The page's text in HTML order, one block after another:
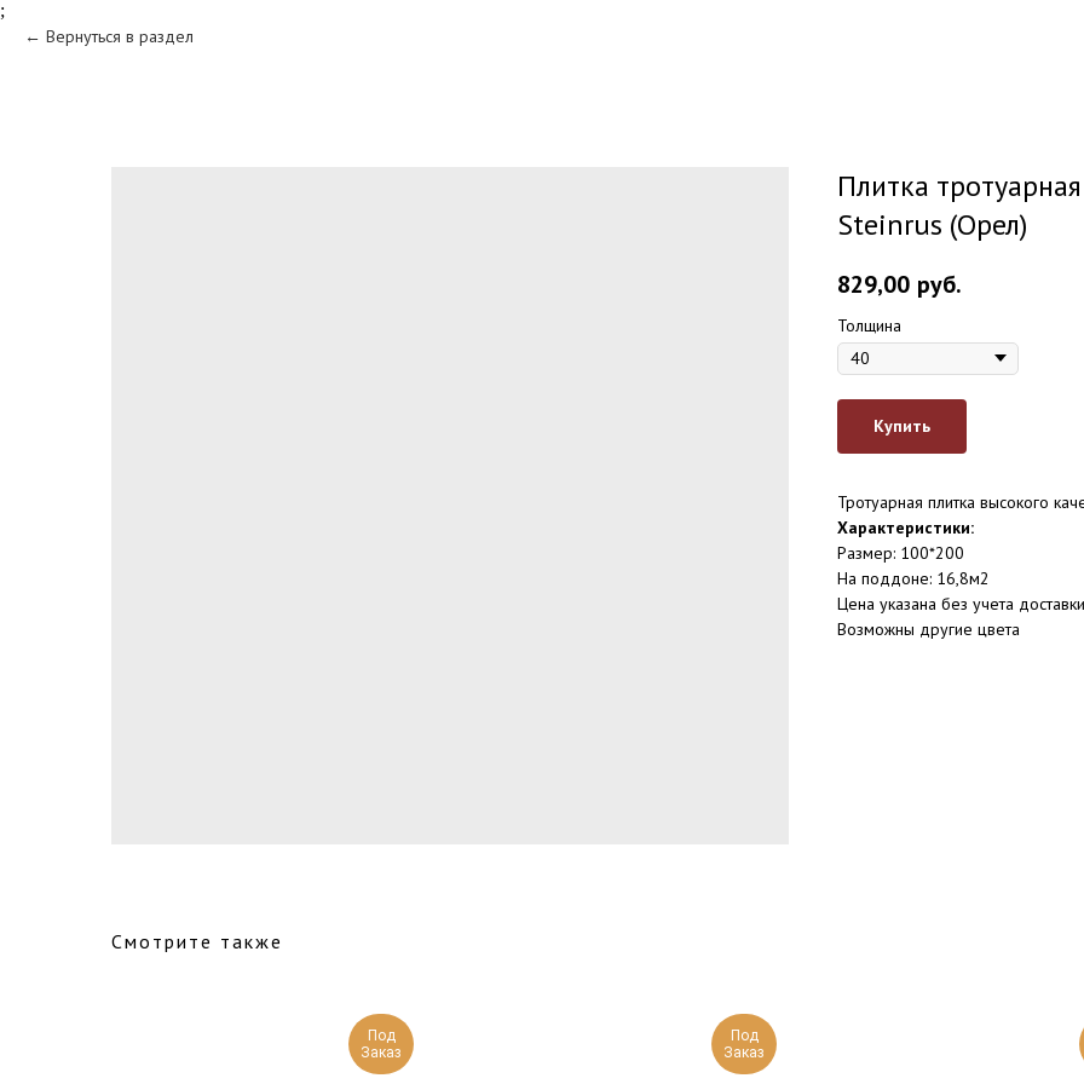
;
Вернуться в раздел
Плитка
Steinrus (Орел)
829,00 руб.
Толщина
Купить
Тротуарная плитка высокого
Характеристики:
Размер: 100*200
На поддоне: 16,8м2
Цена указана без учета
Возможны другие цвета
Смотрите также
Под
Заказ
Под
Заказ